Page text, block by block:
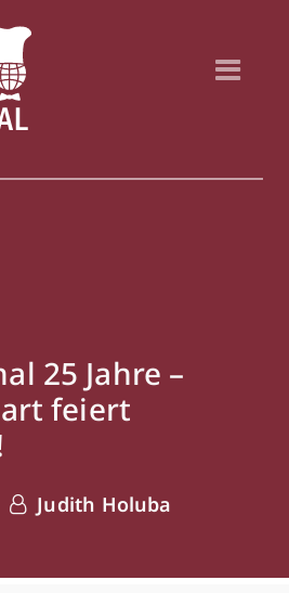
25 Jahre –
feiert
Judith Holuba